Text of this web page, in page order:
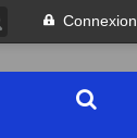
Connexion